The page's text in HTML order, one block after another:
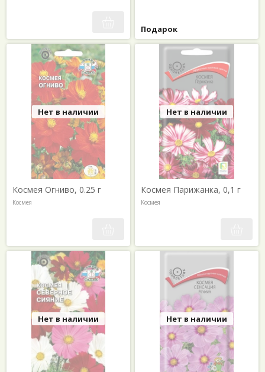
Подарок
Нет в наличии
Космея Огниво, 0.25 г
Космея
Нет в наличии
Космея Парижанка, 0,1 г
Космея
Нет в наличии Нет в наличии